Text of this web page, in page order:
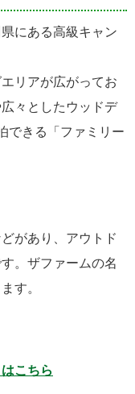
にある高級キャン
リアが広がってお
々としたウッドデ
できる「ファミリー
があり、アウトド
。ザファームの名
す。
こちら